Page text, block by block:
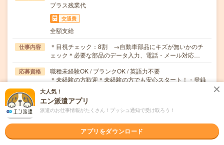
プラス残業代
交通費
全額支給
仕事内容
＊目視チェック：8割 →自動車部品にキズが無いかのチ
ェック＊必要な部品のデータ入力、電話・メール対応…
応募資格
職種未経験OK / ブランクOK / 英語力不要
＊未経験の方歓迎＊未経験の方でも安心スタート！・登録
時、キャリアを一緒に考える面談（電話面談の場合）…
職場の雰囲気
20代
30代 40代 50代 60代
大人気！
エン派遣アプリ
派遣のお仕事情報がたくさん！プッシュ通知で受け取ろう！
アプリをダウンロード